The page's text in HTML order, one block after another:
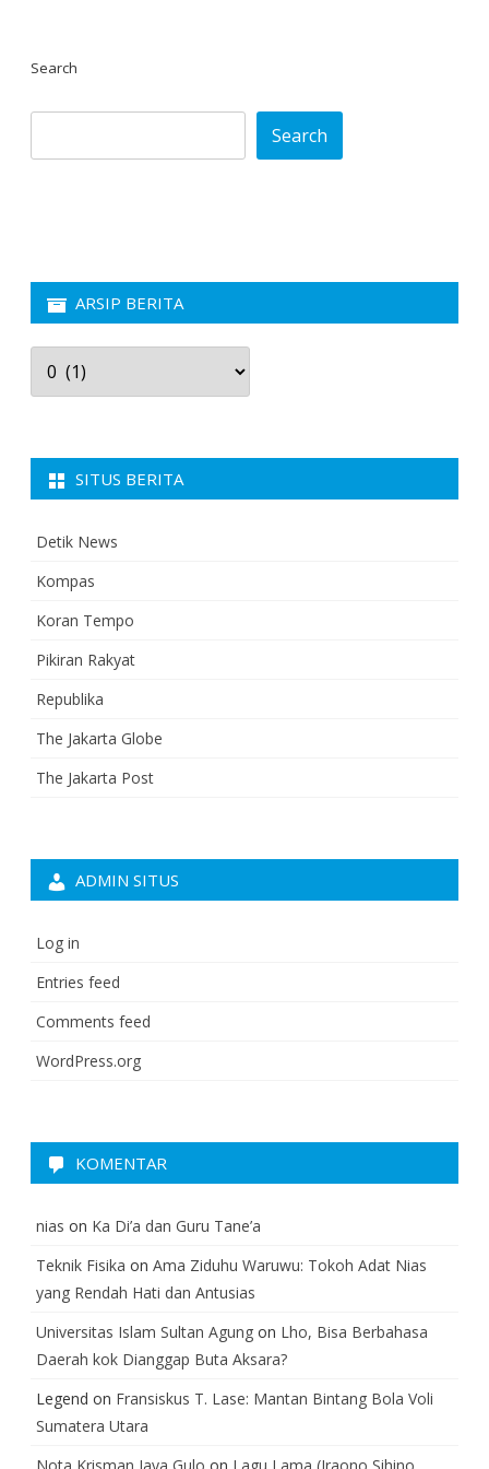
Search
Search
ARSIP BERITA
Arsip
Berita
SITUS BERITA
Detik News
Kompas
Koran Tempo
Pikiran Rakyat
Republika
The Jakarta Globe
The Jakarta Post
ADMIN SITUS
Log in
Entries feed
Comments feed
WordPress.org
KOMENTAR
nias on Ka Di’a dan Guru Tane’a
Teknik Fisika on Ama Ziduhu Waruwu: Tokoh Adat Nias
yang Rendah Hati dan Antusias
Universitas Islam Sultan Agung on Lho, Bisa Berbahasa
Daerah kok Dianggap Buta Aksara?
Legend on Fransiskus T. Lase: Mantan Bintang Bola Voli
Sumatera Utara